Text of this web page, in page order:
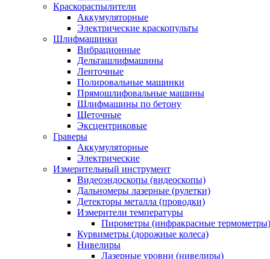
Краскораспылители
Аккумуляторные
Электрические краскопульты
Шлифмашинки
Вибрационные
Дельташлифмашины
Ленточные
Полировальные машинки
Прямошлифовальные машины
Шлифмашины по бетону
Щеточные
Эксцентриковые
Граверы
Аккумуляторные
Электрические
Измерительный инструмент
Видеоэндоскопы (видеоскопы)
Дальномеры лазерные (рулетки)
Детекторы металла (проводки)
Измерители температуры
Пирометры (инфракрасные термометры)
Курвиметры (дорожные колеса)
Нивелиры
Лазерные уровни (нивелиры)